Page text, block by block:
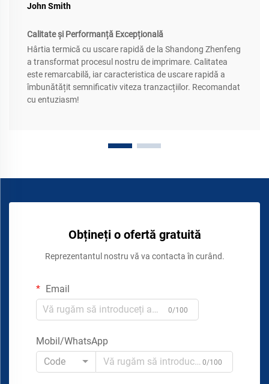
John Smith
Calitate și Performanță Excepțională
Hârtia termică cu uscare rapidă de la Shandong Zhenfeng
a transformat procesul nostru de imprimare. Calitatea
este remarcabilă, iar caracteristica de uscare rapidă a
îmbunătățit semnificativ viteza tranzacțiilor. Recomandat
cu entuziasm!
Obțineți o ofertă gratuită
Reprezentantul nostru vă va contacta în curând.
Email
0/100
Mobil/WhatsApp
Code
0/100